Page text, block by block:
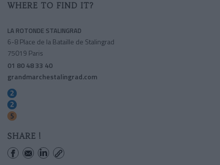
WHERE TO FIND IT?
LA ROTONDE STALINGRAD
6-8 Place de la Bataille de Stalingrad
75019 Paris
01 80 48 33 40
grandmarchestalingrad.com
SHARE !